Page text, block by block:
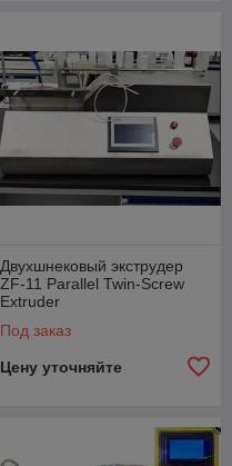
Двухшнековый экструдер
ZF-11 Parallel Twin-Screw
Extruder
Под заказ
Цену уточняйте